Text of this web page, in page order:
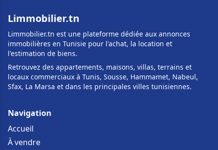
Limmobilier.tn
Limmobilier.tn est une plateforme dédiée aux annonces
immobilières en Tunisie pour l'achat, la location et
l'estimation de biens.
Retrouvez des appartements, maisons, villas, terrains et
locaux commerciaux à Tunis, Sousse, Hammamet, Nabeul,
Sfax, La Marsa et dans les principales villes tunisiennes.
Navigation
Accueil
À vendre